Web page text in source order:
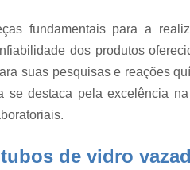
Estufa de
secagem
Fábrica de
balão vidraria
Fabricação de
vidraria
fundamentais para a
dos produtos
suas pesquisas e reações
se destaca pela excelência
de vidro